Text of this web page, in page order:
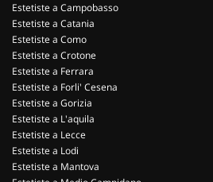
Estetiste a Campobasso
Estetiste a Catania
Estetiste a Como
Estetiste a Crotone
Estetiste a Ferrara
Estetiste a Forli' Cesena
Estetiste a Gorizia
Estetiste a L'aquila
Estetiste a Lecce
Estetiste a Lodi
Estetiste a Mantova